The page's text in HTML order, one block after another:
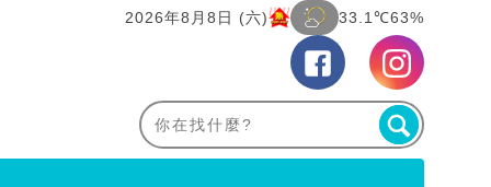
2026年8月8日 (六) 33.1℃63%